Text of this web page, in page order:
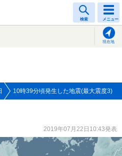
検索 メニュー
現在地
10時39分頃発生した地震(最大震度3)
2019年07月22日10:43発表